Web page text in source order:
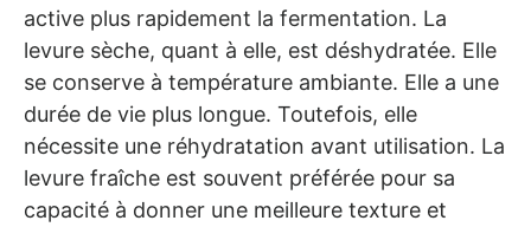
active plus rapidement la fermentation. La
levure sèche, quant à elle, est déshydratée. Elle
se conserve à température ambiante. Elle a une
durée de vie plus longue. Toutefois, elle
nécessite une réhydratation avant utilisation. La
levure fraîche est souvent préférée pour sa
capacité à donner une meilleure texture et